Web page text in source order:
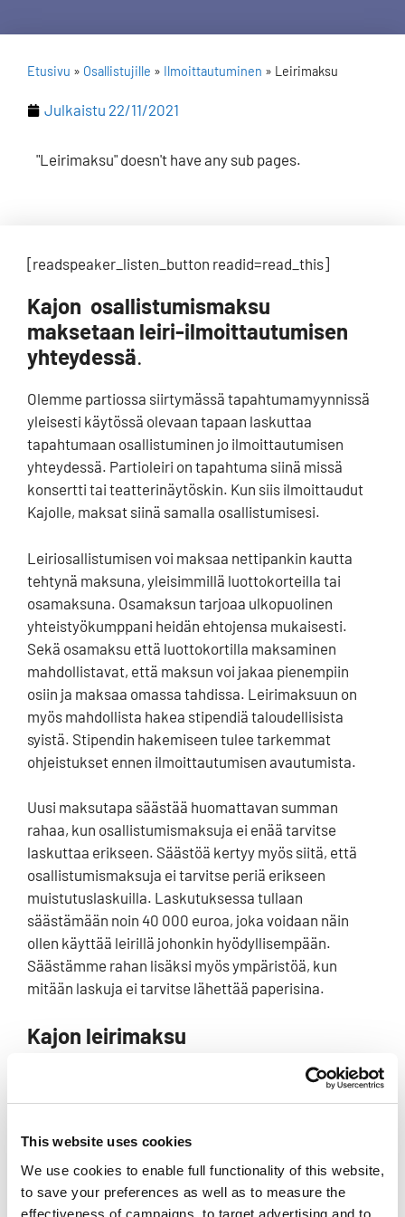
This website uses cookies
We use cookies to enable full functionality of this website,
to save your preferences as well as to measure the
effectiveness of campaigns, to target advertising and to
Etusivu » Osallistujille » Ilmoittautuminen » Leirimaksu
Julkaistu 22/11/2021
"Leirimaksu" doesn't have any sub pages.
[readspeaker_listen_button readid=read_this]
Kajon osallistumismaksu
maksetaan leiri-ilmoittautumisen
yhteydessä.
Olemme partiossa siirtymässä tapahtumamyynnissä
yleisesti käytössä olevaan tapaan laskuttaa
tapahtumaan osallistuminen jo ilmoittautumisen
yhteydessä. Partioleiri on tapahtuma siinä missä
konsertti tai teatterinäytöskin. Kun siis ilmoittaudut
Kajolle, maksat siinä samalla osallistumisesi.
Leiriosallistumisen voi maksaa nettipankin kautta
tehtynä maksuna, yleisimmillä luottokorteilla tai
osamaksuna. Osamaksun tarjoaa ulkopuolinen
yhteistyökumppani heidän ehtojensa mukaisesti.
Sekä osamaksu että luottokortilla maksaminen
mahdollistavat, että maksun voi jakaa pienempiin
osiin ja maksaa omassa tahdissa. Leirimaksuun on
myös mahdollista hakea stipendiä taloudellisista
syistä. Stipendin hakemiseen tulee tarkemmat
ohjeistukset ennen ilmoittautumisen avautumista.
Uusi maksutapa säästää huomattavan summan
rahaa, kun osallistumismaksuja ei enää tarvitse
laskuttaa erikseen. Säästöä kertyy myös siitä, että
osallistumismaksuja ei tarvitse periä erikseen
muistutuslaskuilla. Laskutuksessa tullaan
säästämään noin 40 000 euroa, joka voidaan näin
ollen käyttää leirillä johonkin hyödyllisempään.
Säästämme rahan lisäksi myös ympäristöä, kun
mitään laskuja ei tarvitse lähettää paperisina.
Kajon leirimaksu
Kajon leirimaksu on kokoaikaisilta leirin osallistujilta
tarpojasta ylöspäin 2.2.2022 saakka250 euroa.
onyli 18-vuotiaidenosalta mahdollista 15.5.2022
saakka. Huoltajan mukana on mahdollista ilmoittaa
myös alle kohderyhmäikäisiä (alle 12-vuotiaita) lapsia,
jotka eivät osallistu ikäkausiohjelmaan.